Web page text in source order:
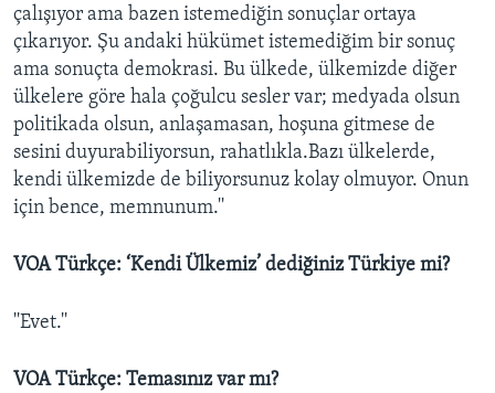
çalışıyor ama bazen istemediğin sonuçlar ortaya
çıkarıyor. Şu andaki hükümet istemediğim bir sonuç
ama sonuçta demokrasi. Bu ülkede, ülkemizde diğer
ülkelere göre hala çoğulcu sesler var; medyada olsun
politikada olsun, anlaşamasan, hoşuna gitmese de
sesini duyurabiliyorsun, rahatlıkla.Bazı ülkelerde,
kendi ülkemizde de biliyorsunuz kolay olmuyor. Onun
için bence, memnunum.''
VOA Türkçe: ‘Kendi Ülkemiz’ dediğiniz Türkiye mi?
''Evet.''
VOA Türkçe: Temasınız var mı?